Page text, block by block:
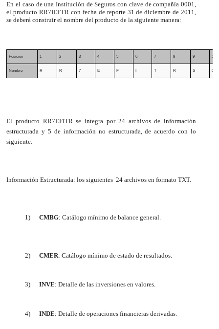
En el caso de una Institución de Seguros con clave de compañía 0001,
el producto RR7IEFTR con fecha de reporte 31 de diciembre de 2011,
se deberá construir el nombre del producto de la siguiente manera:
Posición 1 2 3 4 5 6 7 8 9 10
Nombre R R 7 E F T R S 0
El producto RR7EFITR se integra por 24 archivos de información
estructurada y 5 de información no estructurada, de acuerdo con lo
siguiente:
Información Estructurada: los siguientes 24 archivos en formato TXT.
1) CMBG: Catálogo mínimo de balance general.
2) CMER: Catálogo mínimo de estado de resultados.
3) INVE: Detalle de las inversiones en valores.
4) INDE: Detalle de operaciones financieras derivadas.